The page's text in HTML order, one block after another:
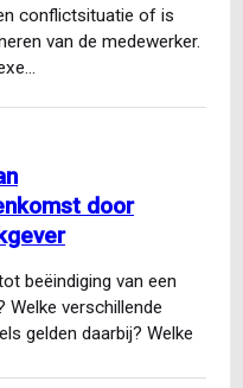
conflictsituatie of is
van de medewerker.
door
beëindiging van een
verschillende
gelden daarbij? Welke